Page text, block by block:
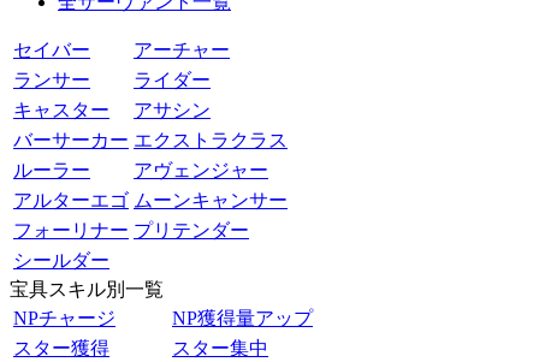
セイバー
アーチャー
ランサー
ライダー
キャスター
アサシン
バーサーカー エクストラクラス
ルーラー
アヴェンジャー
アルターエゴ ムーンキャンサー
フォーリナー プリテンダー
シールダー
宝具スキル別一覧
NPチャージ
NP獲得量アップ
スター獲得
スター集中